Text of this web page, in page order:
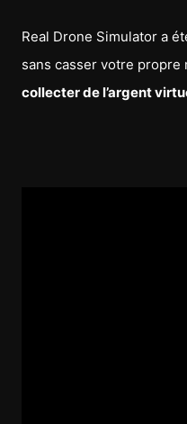
Real Drone Simulator a
sans casser votre propre
collecter de l’argent